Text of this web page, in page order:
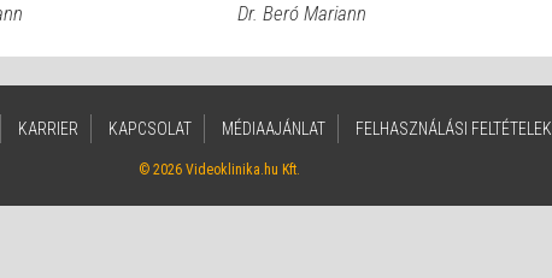
Dr. Beró Mariann
KARRIER KAPCSOLAT MÉDIAAJÁNLAT FELHASZNÁLÁSI FELTÉTELEK
© 2026 Videoklinika.hu Kft.